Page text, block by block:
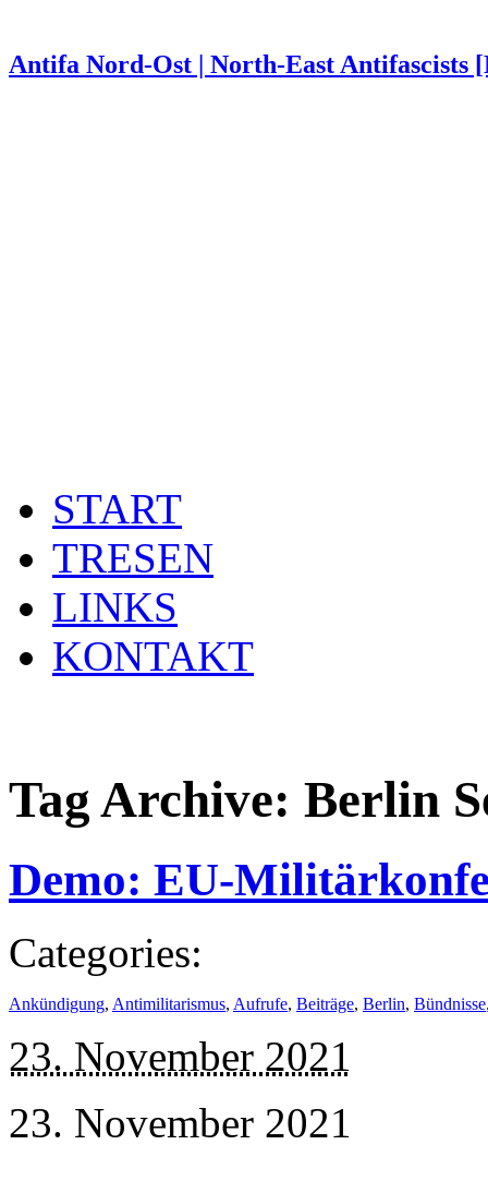
Antifa Nord-Ost | North-East Antifascists
START
TRESEN
LINKS
KONTAKT
Tag Archive: Berlin
Demo: EU-
Categories:
Ankündigung, Antimilitarismus, Aufrufe, Beiträge, Berlin, Bündnisse
23. November 2021
23. November 2021